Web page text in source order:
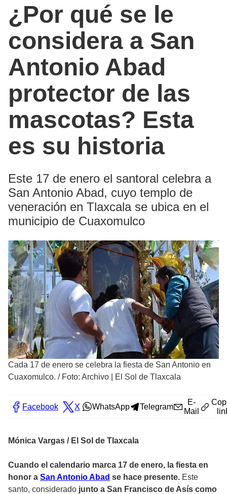
¿Por qué se le
considera a San
Antonio Abad
protector de las
mascotas? Esta
es su historia
Este 17 de enero el santoral celebra a
San Antonio Abad, cuyo templo de
veneración en Tlaxcala se ubica en el
municipio de Cuaxomulco
Cada 17 de enero se celebra la fiesta de San Antonio en
Cuaxomulco. / Foto: Archivo | El Sol de Tlaxcala
Facebook X WhatsApp Telegram
E-
Mail
Mónica Vargas / El Sol de Tlaxcala
Cuando el calendario marca 17 de enero, la fiesta en
honor a San Antonio Abad se hace presente. Este
santo, considerado junto a San Francisco de Asís como